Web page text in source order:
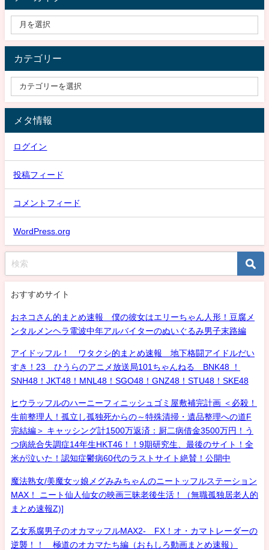
カテゴリー
メタ情報
ログイン
投稿フィード
コメントフィード
WordPress.org
おすすめサイト
おネコさん的まとめ速報 僕の彼女はエリーちゃん人形！豆腐メ
ンタルメンヘラ電波中年アルバイターのぬいぐるみ男子末路編
アイドッフル！ ワタクシ的まとめ速報 地下格闘アイドルだい
すき！23 ひうらのアニメ放送局101ちゃんねる BNK48 ！
SNH48！JKT48！MNL48！SGO48！GNZ48！STU48！SKE48
ヒウラッフルのハーニーフィニッシュゴミ屋敷補完計画 ＜必殺！
生前整理人！孤立し孤独死からの～特殊清掃・遺品整理への道F
完結編＞ キャッシング計1500万返済：厨二病借金3500万円！う
つ病統合失調症14年生HKT46！！9期研究生、最後のサイト！全
米が泣いた！認知症鬱病60代のラストサイト絶賛！公開中
魔法熟女/美魔女ッ娘メグみみちゃんのニートッフルステーション
MAX！ ニート仙人仙女の映画三昧老後生活！（無職孤独居老人的
まとめ速報Z)]
乙女系腐男子のオカマッフルMAX2- FX！オ・カマトレーダーの
逆襲！！ 極道のオカマたち編（おもしろ動画まとめ速報）